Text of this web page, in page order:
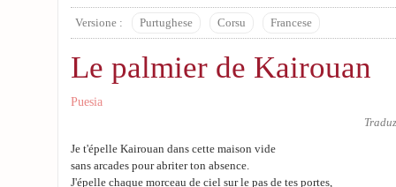
Versione : Purtughese Corsu Francese
Le palmier de Kairouan
Puesia
Je t'épelle Kairouan dans cette maison vide
sans arcades pour abriter ton absence.
J'épelle chaque morceau de ciel sur le pas de tes portes,